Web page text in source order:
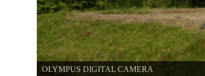
OLYMPUS DIGITAL CAMERA
OLYMPUS DIGITAL CAMERA
棚田・里山・古代米・鮒プロジェクト